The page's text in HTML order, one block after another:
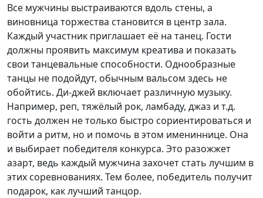
Все мужчины выстраиваются вдоль стены, а
виновница торжества становится в центр зала.
Каждый участник приглашает её на танец. Гости
должны проявить максимум креатива и показать
свои танцевальные способности. Однообразные
танцы не подойдут, обычным вальсом здесь не
обойтись. Ди-джей включает различную музыку.
Например, реп, тяжёлый рок, ламбаду, джаз и т.д.
гость должен не только быстро сориентироваться и
войти а ритм, но и помочь в этом имениннице. Она
и выбирает победителя конкурса. Это разожжет
азарт, ведь каждый мужчина захочет стать лучшим в
этих соревнованиях. Тем более, победитель получит
подарок, как лучший танцор.